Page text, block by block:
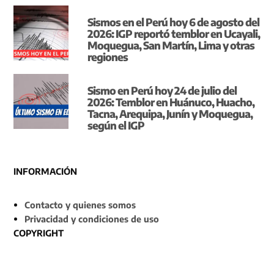
Sismos en el Perú hoy 6 de agosto del
2026: IGP reportó temblor en Ucayali,
Moquegua, San Martín, Lima y otras
regiones
Sismo en Perú hoy 24 de julio del
2026: Temblor en Huánuco, Huacho,
Tacna, Arequipa, Junín y Moquegua,
según el IGP
INFORMACIÓN
Contacto y quienes somos
Privacidad y condiciones de uso
COPYRIGHT